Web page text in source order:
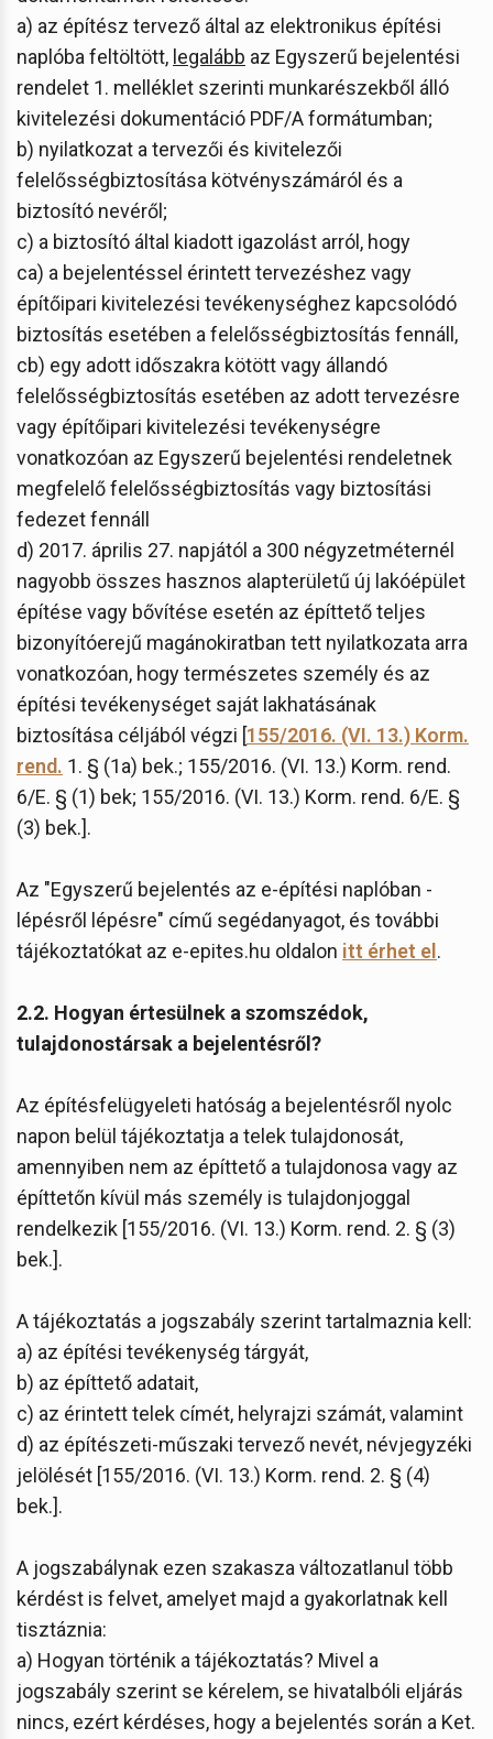
a) az építész tervező által az elektronikus építési
naplóba feltöltött, legalább az Egyszerű bejelentési
rendelet 1. melléklet szerinti munkarészekből álló
kivitelezési dokumentáció PDF/A formátumban;
b) nyilatkozat a tervezői és kivitelezői
felelősségbiztosítása kötvényszámáról és a
biztosító nevéről;
c) a biztosító által kiadott igazolást arról, hogy
ca) a bejelentéssel érintett tervezéshez vagy
építőipari kivitelezési tevékenységhez kapcsolódó
biztosítás esetében a felelősségbiztosítás fennáll,
cb) egy adott időszakra kötött vagy állandó
felelősségbiztosítás esetében az adott tervezésre
vagy építőipari kivitelezési tevékenységre
vonatkozóan az Egyszerű bejelentési rendeletnek
megfelelő felelősségbiztosítás vagy biztosítási
fedezet fennáll
d) 2017. április 27. napjától a 300 négyzetméternél
nagyobb összes hasznos alapterületű új lakóépület
építése vagy bővítése esetén az építtető teljes
bizonyítóerejű magánokiratban tett nyilatkozata arra
vonatkozóan, hogy természetes személy és az
építési tevékenységet saját lakhatásának
biztosítása céljából végzi [155/2016. (VI. 13.) Korm.
rend. 1. § (1a) bek.; 155/2016. (VI. 13.) Korm. rend.
6/E. § (1) bek; 155/2016. (VI. 13.) Korm. rend. 6/E. §
(3) bek.].
Az "Egyszerű bejelentés az e-építési naplóban -
lépésről lépésre" című segédanyagot, és további
tájékoztatókat az e-epites.hu oldalon itt érhet el.
2.2. Hogyan értesülnek a szomszédok,
tulajdonostársak a bejelentésről?
Az építésfelügyeleti hatóság a bejelentésről nyolc
napon belül tájékoztatja a telek tulajdonosát,
amennyiben nem az építtető a tulajdonosa vagy az
építtetőn kívül más személy is tulajdonjoggal
rendelkezik [155/2016. (VI. 13.) Korm. rend. 2. § (3)
bek.].
A tájékoztatás a jogszabály szerint tartalmaznia kell:
a) az építési tevékenység tárgyát,
b) az építtető adatait,
c) az érintett telek címét, helyrajzi számát, valamint
d) az építészeti-műszaki tervező nevét, névjegyzéki
jelölését [155/2016. (VI. 13.) Korm. rend. 2. § (4)
bek.].
A jogszabálynak ezen szakasza változatlanul több
kérdést is felvet, amelyet majd a gyakorlatnak kell
tisztáznia:
a) Hogyan történik a tájékoztatás? Mivel a
jogszabály szerint se kérelem, se hivatalbóli eljárás
nincs, ezért kérdéses, hogy a bejelentés során a Ket.